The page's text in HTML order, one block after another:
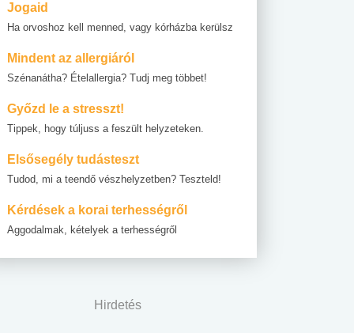
Jogaid
Ha orvoshoz kell menned, vagy kórházba kerülsz
Mindent az allergiáról
Szénanátha? Ételallergia? Tudj meg többet!
Győzd le a stresszt!
Tippek, hogy túljuss a feszült helyzeteken.
Elsősegély tudásteszt
Tudod, mi a teendő vészhelyzetben? Teszteld!
Kérdések a korai terhességről
Aggodalmak, kételyek a terhességről
Hirdetés